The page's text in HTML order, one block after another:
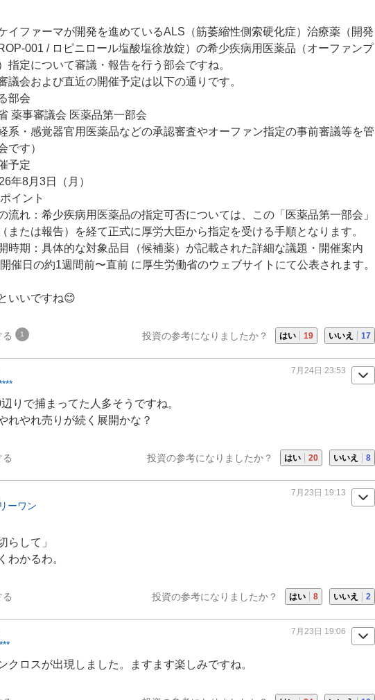
イファーマが開発を進めているALS（筋萎縮性側索硬化症）治療薬（開発
001 / ロピニロール塩酸塩徐放錠）の希少疾病用医薬品（オーファンプ
指定について審議・報告を行う部会ですね。
議会および直近の開催予定は以下の通りです。
部会
薬事審議会 医薬品第一部会
系・感覚器官用医薬品などの承認審査やオーファン指定の事前審議等を管
です）
予定
年8月3日（月）
イント
流れ：希少疾病用医薬品の指定可否については、この「医薬品第一部会」
または報告）を経て正式に厚労大臣から指定を受ける手順となります。
時期：具体的な対象品目（候補薬）が記載された詳細な議題・開催案内
催日の約1週間前〜直前 に厚生労働省のウェブサイトにて公表されます。
いいですね😊
1 投資の参考になりましたか？ はい 19 いいえ 17
7月24日 23:53
りで捕まってた人多そうですね。
れやれ売りが続く展開かな？
投資の参考になりましたか？ はい 20 いいえ 8
ーワン
7月23日 19:13
らして」
わかるわ。
投資の参考になりましたか？ はい 8 いいえ 2
7月23日 19:06
クロスが出現しました。ますます楽しみですね。